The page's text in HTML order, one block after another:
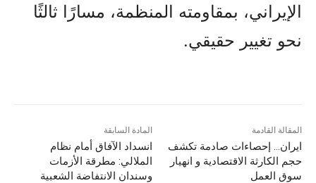
الإيراني، بمقاومته المنظمة، مسارًا ثالثًا
نحو تغيير حقيقي.
المادة السابقة
انسداد الآفاق أمام نظام
الملالي: مطرقة الأزمات
وسندان الانتفاضة الشعبية
المقالة القادمة
ایران… إحصاءات صادمة تكشف
حجم الكارثة الاقتصادية و انهيار
سوق العمل